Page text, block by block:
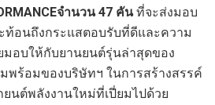
จำนวน 47 คันที่จะส่งมอบ
ท้อนถึงกระแสตอบรับที่ดีและความ
อบให้กับยานยนต์รุ่นล่าสุดของ
พร้อมของบริษัทฯ ในการสร้างสรรค์
นต์พลังงานใหม่ที่เปี่ยมไปด้วย